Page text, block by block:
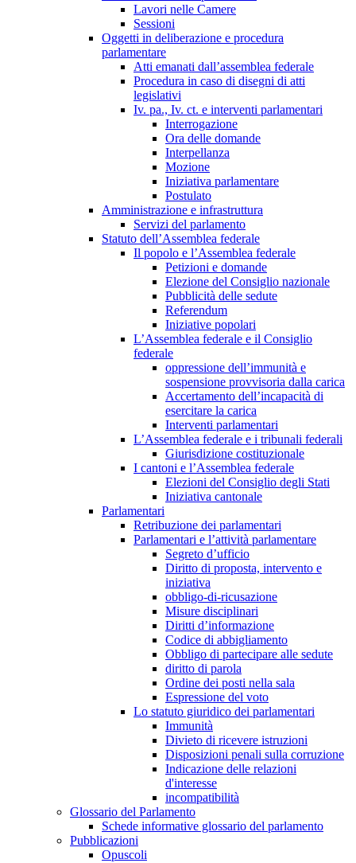
Lavori nelle Camere
Sessioni
Oggetti in deliberazione e procedura
parlamentare
Atti emanati dall’assemblea federale
Procedura in caso di disegni di atti
legislativi
Iv. pa., Iv. ct. e interventi parlamentari
Interrogazione
Ora delle domande
Interpellanza
Mozione
Iniziativa parlamentare
Postulato
Amministrazione e infrastruttura
Servizi del parlamento
Statuto dell’Assemblea federale
Il popolo e l’Assemblea federale
Petizioni e domande
Elezione del Consiglio nazionale
Pubblicità delle sedute
Referendum
Iniziative popolari
L’Assemblea federale e il Consiglio
federale
oppressione dell’immunità e
sospensione provvisoria dalla carica
Accertamento dell’incapacità di
esercitare la carica
Interventi parlamentari
L’Assemblea federale e i tribunali federali
Giurisdizione costituzionale
I cantoni e l’Assemblea federale
Elezioni del Consiglio degli Stati
Iniziativa cantonale
Parlamentari
Retribuzione dei parlamentari
Parlamentari e l’attività parlamentare
Segreto d’ufficio
Diritto di proposta, intervento e
iniziativa
obbligo-di-ricusazione
Misure disciplinari
Diritti d’informazione
Codice di abbigliamento
Obbligo di partecipare alle sedute
diritto di parola
Ordine dei posti nella sala
Espressione del voto
Lo statuto giuridico dei parlamentari
Immunità
Divieto di ricevere istruzioni
Disposizioni penali sulla corruzione
Indicazione delle relazioni
d'interesse
incompatibilità
Glossario del Parlamento
Schede informative glossario del parlamento
Pubblicazioni
Opuscoli